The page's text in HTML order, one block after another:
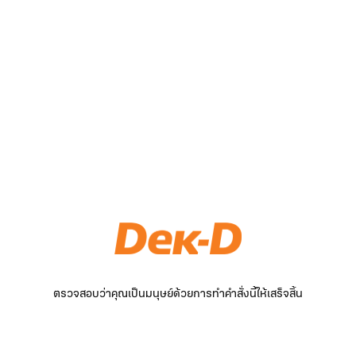
ตรวจสอบว่าคุณเป็นมนุษย์ด้วยการทำคำสั่งนี้ให้เสร็จสิ้น